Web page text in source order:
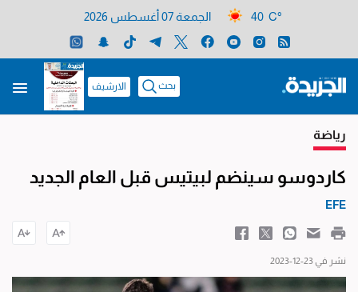
40 C° الجمعة 07 أغسطس 2026
بحث الارشيف
رياضة
كاردوسو سينضم لبيتيس قبل العام الجديد
EFE
نشر في 23-12-2023